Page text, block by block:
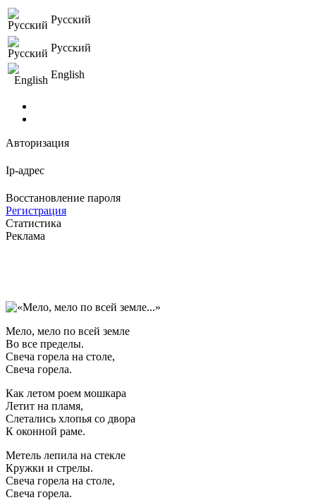
Русский
Русский
English
Авторизация
Ip-адрес
Восстановление пароля
Регистрация
Статистика
Реклама
Мело, мело по всей земле
Во все пределы.
Свеча горела на столе,
Свеча горела.
Как летом роем мошкара
Летит на пламя,
Слетались хлопья со двора
К оконной раме.
Метель лепила на стекле
Кружки и стрелы.
Свеча горела на столе,
Свеча горела.